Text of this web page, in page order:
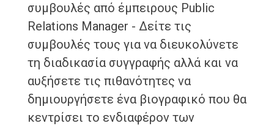
συμβουλές από έμπειρους Public
Relations Manager - Δείτε τις
συμβουλές τους για να διευκολύνετε
τη διαδικασία συγγραφής αλλά και να
αυξήσετε τις πιθανότητες να
δημιουργήσετε ένα βιογραφικό που θα
κεντρίσει το ενδιαφέρον των